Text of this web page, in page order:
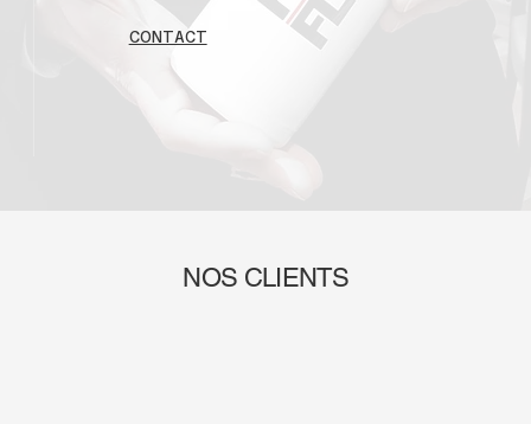
CONTACT
NOS CLIENTS